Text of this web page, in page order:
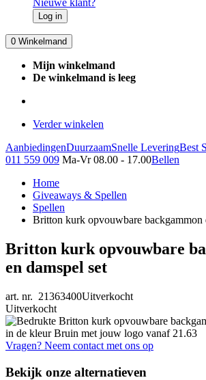
Nieuwe klant?
Log in
0 Winkelmand
Mijn winkelmand
De winkelmand is leeg
Verder winkelen
AanbiedingenDuurzaamSnelle LeveringBest
011 559 009 Ma-Vr 08.00 - 17.00Bellen
Home
Giveaways & Spellen
Spellen
Britton kurk opvouwbare backgammon
Britton kurk opvouwbare
en damspel set
art. nr. 21363400Uitverkocht
Uitverkocht
Vragen? Neem contact met ons op
Bekijk onze alternatieven